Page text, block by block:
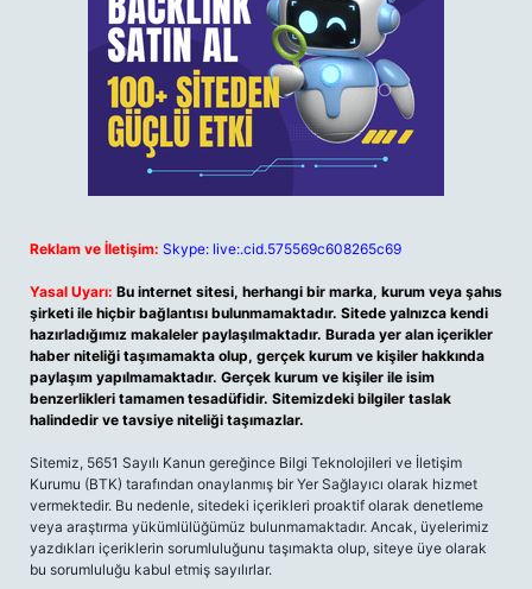
Reklam ve İletişim: Skype: live:.cid.575569c608265c69
Yasal Uyarı: Bu internet sitesi, herhangi bir marka, kurum veya şahıs
şirketi ile hiçbir bağlantısı bulunmamaktadır. Sitede yalnızca kendi
hazırladığımız makaleler paylaşılmaktadır. Burada yer alan içerikler
haber niteliği taşımamakta olup, gerçek kurum ve kişiler hakkında
paylaşım yapılmamaktadır. Gerçek kurum ve kişiler ile isim
benzerlikleri tamamen tesadüfidir. Sitemizdeki bilgiler taslak
halindedir ve tavsiye niteliği taşımazlar.
Sitemiz, 5651 Sayılı Kanun gereğince Bilgi Teknolojileri ve İletişim
Kurumu (BTK) tarafından onaylanmış bir Yer Sağlayıcı olarak hizmet
vermektedir. Bu nedenle, sitedeki içerikleri proaktif olarak denetleme
veya araştırma yükümlülüğümüz bulunmamaktadır. Ancak, üyelerimiz
yazdıkları içeriklerin sorumluluğunu taşımakta olup, siteye üye olarak
bu sorumluluğu kabul etmiş sayılırlar.